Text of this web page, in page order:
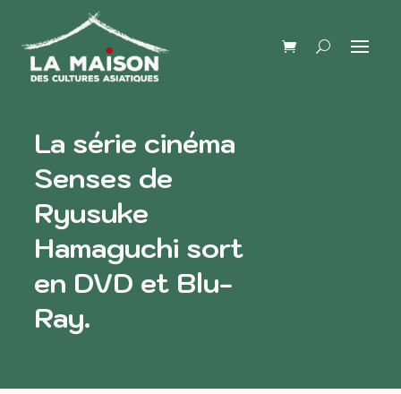
La série cinéma
Senses de
Ryusuke
Hamaguchi sort
en DVD et Blu-
Ray.